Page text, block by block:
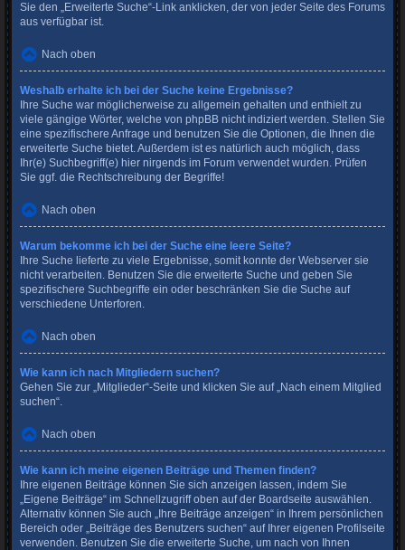
Sie den „Erweiterte Suche“-Link anklicken, der von jeder Seite des Forums
aus verfügbar ist.
Nach oben
Weshalb erhalte ich bei der Suche keine Ergebnisse?
Ihre Suche war möglicherweise zu allgemein gehalten und enthielt zu
viele gängige Wörter, welche von phpBB nicht indiziert werden. Stellen Sie
eine spezifischere Anfrage und benutzen Sie die Optionen, die Ihnen die
erweiterte Suche bietet. Außerdem ist es natürlich auch möglich, dass
Ihr(e) Suchbegriff(e) hier nirgends im Forum verwendet wurden. Prüfen
Sie ggf. die Rechtschreibung der Begriffe!
Nach oben
Warum bekomme ich bei der Suche eine leere Seite?
Ihre Suche lieferte zu viele Ergebnisse, somit konnte der Webserver sie
nicht verarbeiten. Benutzen Sie die erweiterte Suche und geben Sie
spezifischere Suchbegriffe ein oder beschränken Sie die Suche auf
verschiedene Unterforen.
Nach oben
Wie kann ich nach Mitgliedern suchen?
Gehen Sie zur „Mitglieder“-Seite und klicken Sie auf „Nach einem Mitglied
suchen“.
Nach oben
Wie kann ich meine eigenen Beiträge und Themen finden?
Ihre eigenen Beiträge können Sie sich anzeigen lassen, indem Sie
„Eigene Beiträge“ im Schnellzugriff oben auf der Boardseite auswählen.
Alternativ können Sie auch „Ihre Beiträge anzeigen“ in Ihrem persönlichen
Bereich oder „Beiträge des Benutzers suchen“ auf Ihrer eigenen Profilseite
verwenden. Benutzen Sie die erweiterte Suche, um nach von Ihnen